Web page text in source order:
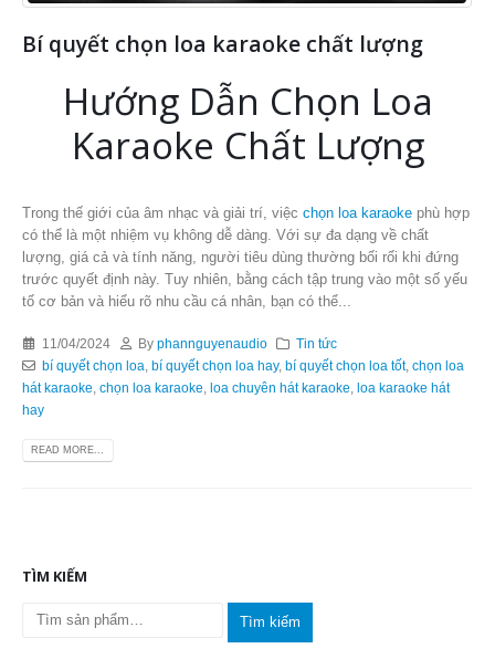
Bí quyết chọn loa karaoke chất lượng
Hướng Dẫn Chọn Loa
Karaoke Chất Lượng
Trong thế giới của âm nhạc và giải trí, việc chọn loa karaoke phù hợp
có thể là một nhiệm vụ không dễ dàng. Với sự đa dạng về chất
lượng, giá cả và tính năng, người tiêu dùng thường bối rối khi đứng
trước quyết định này. Tuy nhiên, bằng cách tập trung vào một số yếu
tố cơ bản và hiểu rõ nhu cầu cá nhân, bạn có thể...
11/04/2024 Byphannguyenaudio
Tin tức
bí quyết chọn loa
bí quyết chọn loa hay, bí quyết chọn loa tốt, chọn loa
hát karaoke chọn loa karaoke loa chuyên hát karaoke
loa karaoke hát
hay
READ MORE...
TÌM KIẾM
Tìm kiếm